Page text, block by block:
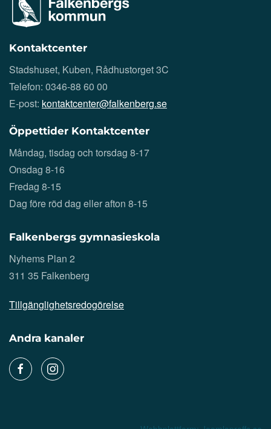
Kontaktcenter
Stadshuset, Kuben, Rådhustorget 3C
Telefon: 0346-88 60 00
E-post: kontaktcenter@falkenberg.se
Öppettider Kontaktcenter
Måndag, tisdag och torsdag 8-17
Onsdag 8-16
Fredag 8-15
Dag före röd dag eller afton 8-15
Falkenbergs gymnasieskola
Nyhems Plan 2
311 35 Falkenberg
Tillgänglighetsredogörelse
Andra kanaler